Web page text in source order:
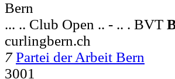
Bern
... .. Club Open .. - .. . BVT
curlingbern.ch
7 Partei der Arbeit Bern
3001